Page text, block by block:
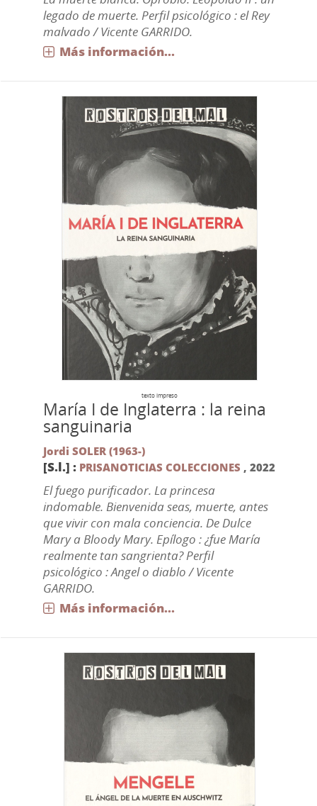
legado de muerte. Perfil psicológico : el Rey
malvado / Vicente GARRIDO.
Más información...
texto impreso
María I de Inglaterra : la reina
sanguinaria
Jordi SOLER (1963-)
[S.l.] : PRISANOTICIAS COLECCIONES , 2022
El fuego purificador. La princesa
indomable. Bienvenida seas, muerte, antes
que vivir con mala conciencia. De Dulce
Mary a Bloody Mary. Epílogo : ¿fue María
realmente tan sangrienta? Perfil
psicológico : Angel o diablo / Vicente
GARRIDO.
Más información...